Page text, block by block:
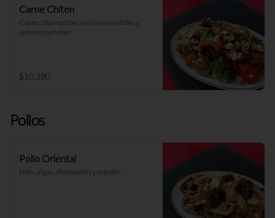
Carne Chiten
Carne, champiñón, verduras surtidas y
almendras fritas
$10.380
Pollos
Pollo Oriental
Pollo, algas, champiñón y cebollín